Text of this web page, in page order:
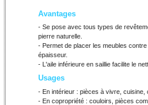
Avantages
- Se pose avec tous types de
pierre naturelle.
- Permet de placer les meubles
épaisseur.
- L'aile inférieure en saillie facilite le
Usages
- En intérieur : pièces à vivre, cuisine,
- En copropriété : couloirs, pièces